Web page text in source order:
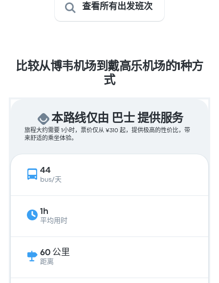
查看所有出发班次
比较从博韦机场到戴高乐机场的1种方
式
本路线仅由 巴士 提供服务
旅程大约需要 1小时，票价仅从 ¥310 起，提供极高的性价比，带
来舒适的乘坐体验。
44
bus/天
1h
平均用时
60 公里
距离